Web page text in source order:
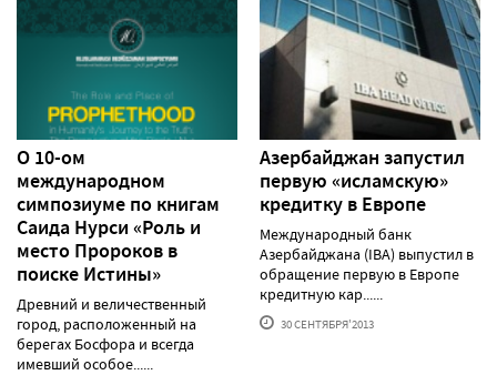
О 10-ом
международном
симпозиуме по книгам
Саида Нурси «Роль и
место Пророков в
поиске Истины»
Древний и величественный
город, расположенный на
берегах Босфора и всегда
имевший особое......
Азербайджан запустил
первую «исламскую»
кредитку в Европе
Международный банк
Азербайджана (IBA) выпустил в
обращение первую в Европе
кредитную кар......
30 СЕНТЯБРЯ'2013